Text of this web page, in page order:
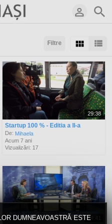
DUMNEAVOASTRĂ ESTE
Filtre
Arată:
Rezultate/pagină:
29:38
Startup 100 % - Editia a II-a
De: Mihaela
Acum 7 ani
Vizualizări: 17
54:41